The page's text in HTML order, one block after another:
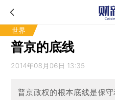
世界
普京的底线
2014年08月06日 13:35
普京政权的根本底线是保